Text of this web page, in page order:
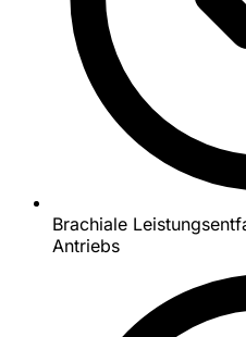
Brachiale
Antriebs